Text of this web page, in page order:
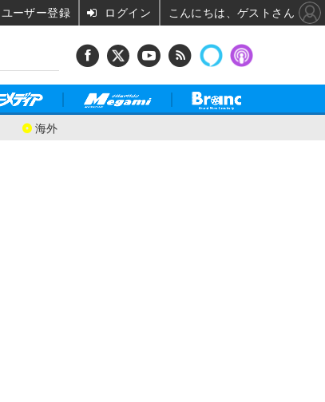
海外
ユーザー登録 ログイン こんにちは、ゲストさん